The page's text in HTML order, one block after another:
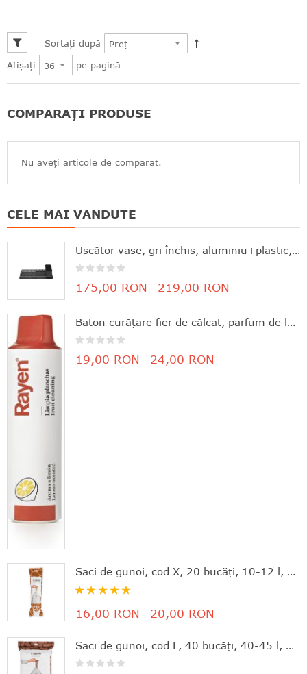
Sortați după
Afișați
pe pagină
COMPARAȚI PRODUSE
Nu aveți articole de comparat.
CELE MAI VANDUTE
Uscător vase, gri închis, aluminiu+plastic, 46.3x20x12.6 cm, Brabantia - 8710755117268
175,00 RON 219,00 RON
Baton curăţare fier de călcat, parfum de lămâie, 11.8x3 cm, Rayen - 8412955061630
19,00 RON 24,00 RON
Saci de gunoi, cod X, 20 bucăţi, 10-12 l, Brabantia - 8710755116728
Rating:
16,00 RON 20,00 RON
Saci de gunoi, cod L, 40 bucăţi, 40-45 l, Brabantia - 8710755138645